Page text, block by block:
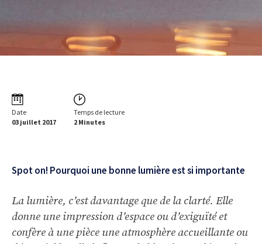
Date
03 juillet 2017
Temps de lecture
2 Minutes
Spot on! Pourquoi une bonne lumière est si importante
La lumière, c’est davantage que de la clarté. Elle
donne une impression d’espace ou d’exiguïté et
confère à une pièce une atmosphère accueillante ou